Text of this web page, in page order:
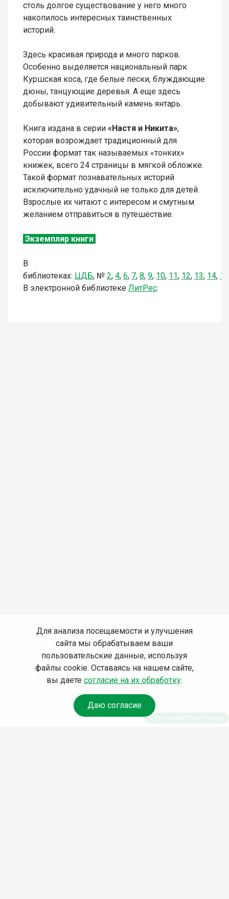
столь долгое существование у него много
накопилось интересных таинственных
историй.
Здесь красивая природа и много парков.
Особенно выделяется национальный парк
Куршская коса, где белые пески, блуждающие
дюны, танцующие деревья. А еще здесь
добывают удивительный камень янтарь.
Книга издана в серии «Настя и Никита»,
которая возрождает традиционный для
России формат так называемых «тонких»
книжек, всего 24 страницы в мягкой обложке.
Такой формат познавательных историй
исключительно удачный не только для детей.
Взрослые их читают с интересом и смутным
желанием отправиться в путешествие.
Экземпляр книги
В
библиотеках: ЦДБ, № 2, 4, 6, 7, 8, 9, 10, 11, 12, 13, 14, 16
В электронной библиотеке Л итРес.
Для анализа посещаемости и улучшения
сайта мы обрабатываем ваши
пользовательские данные, используя
файлы cookie. Оставаясь на нашем сайте,
вы даете согласие на их обработку.
Даю согласие
Спроси библиотекаря